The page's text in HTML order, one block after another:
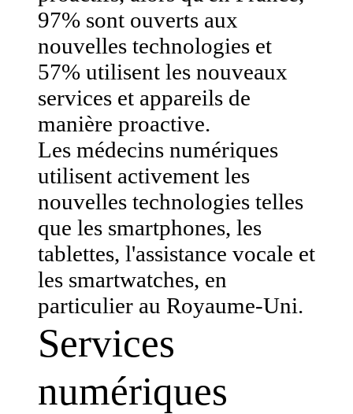
97% sont ouverts aux
nouvelles technologies et
57% utilisent les nouveaux
services et appareils de
manière proactive.
Les médecins numériques
utilisent activement les
nouvelles technologies telles
que les smartphones, les
tablettes, l'assistance vocale et
les smartwatches, en
particulier au Royaume-Uni.
Services
numériques